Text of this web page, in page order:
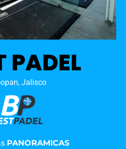
PADEL
Jalisco
PANORAMICAS